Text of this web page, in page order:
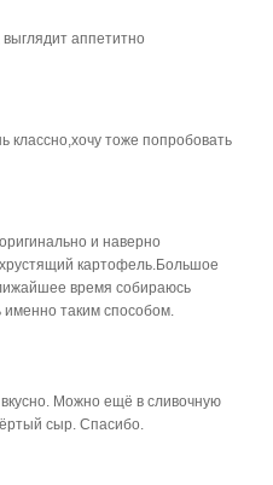
аппетитно
классно,хочу тоже попробовать
и наверно
картофель.Большое
время собираюсь
именно таким способом.
Можно ещё в сливочную
сыр. Спасибо.